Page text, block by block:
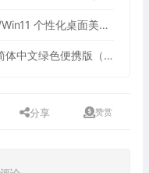
Seelen UI v2.7.4 最新版（Win10/Win11 个性化桌面美化工具）
VirtualBox 7.2.12 Build 173730 简体中文绿色便携版（免费开源的虚拟机）
分享 赞赏